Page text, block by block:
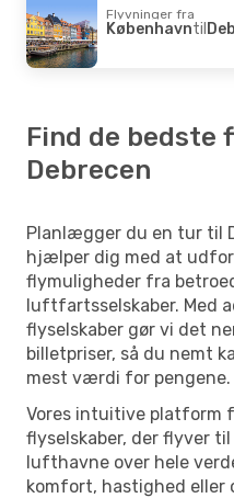
København- Debrecen
Lufthansa2
Debrecen
Flyvninger fra
Københavntil
Find de
Debrecen
Planlægger du en tur til
hjælper dig med at
flymuligheder fra
luftfartsselskaber. Med
flyselskaber gør vi det
billetpriser, så du nemt
mest værdi for pengene.
Vores intuitive platform
flyselskaber, der flyver
lufthavne over hele
komfort, hastighed eller